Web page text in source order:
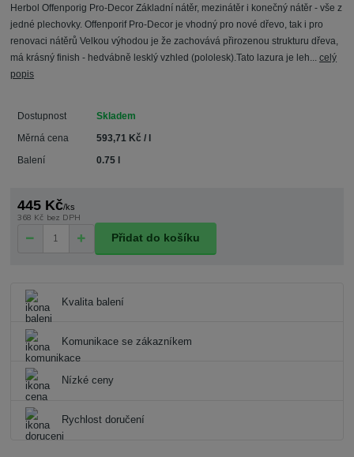
Herbol Offenporig Pro-Decor Základní nátěr, mezinátěr i konečný nátěr - vše z
jedné plechovky. Offenporif Pro-Decor je vhodný pro nové dřevo, tak i pro
renovaci nátěrů Velkou výhodou je že zachovává přirozenou strukturu dřeva,
má krásný finish - hedvábně lesklý vzhled (pololesk).Tato lazura je leh...celý
popis
Dostupnost Skladem
Měrná cena 593,71 Kč / l
Balení 0.75 l
445 Kč/ks
368 Kč bez DPH
Přidat do košíku
Kvalita balení
Komunikace se zákazníkem
Nízké ceny
Rychlost doručení